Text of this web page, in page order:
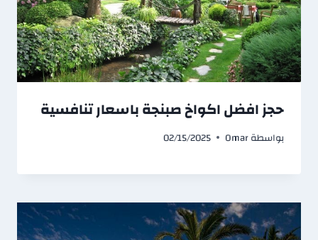
حجز افضل اكواخ صبنجة باسعار تنافسية
بواسطةOmar
02/15/2025